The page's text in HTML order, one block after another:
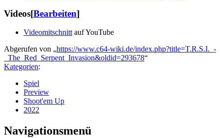
Videos[Bearbeiten]
Videomitschnittauf YouTube
Abgerufen von „https://www.c64-wiki.de/index.php?title=T.R.S.I._-
_The_Red_Serpent_Invasion&oldid=293678“
Kategorien:
Spiel
Preview
Shoot'em Up
2022
Navigationsmenü